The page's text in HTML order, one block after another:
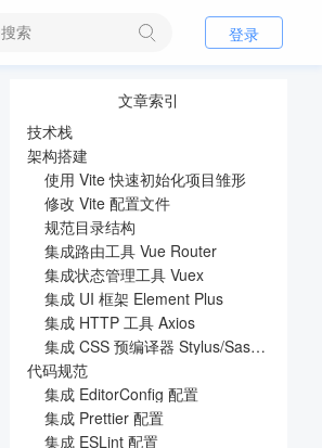
登录
文章索引
技术栈
架构搭建
使用 Vite 快速初始化项目雏形
修改 Vite 配置文件
规范目录结构
集成路由工具 Vue Router
集成状态管理工具 Vuex
集成 UI 框架 Element Plus
集成 HTTP 工具 Axios
集成 CSS 预编译器 Stylus/Sass/Less
代码规范
集成 EditorConfig 配置
集成 Prettier 配置
集成 ESLint 配置